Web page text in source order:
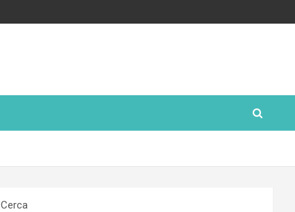
Cerca